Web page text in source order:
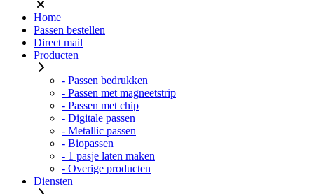
Home
Passen bestellen
Direct mail
Producten
- Passen bedrukken
- Passen met magneetstrip
- Passen met chip
- Digitale passen
- Metallic passen
- Biopassen
- 1 pasje laten maken
- Overige producten
Diensten